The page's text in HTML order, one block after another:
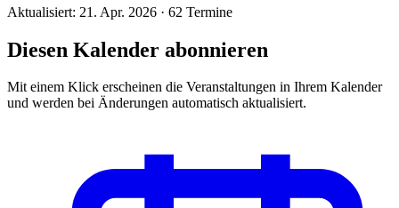
Aktualisiert: 21. Apr. 2026 · 62 Termine
Diesen Kalender abonnieren
Mit einem Klick erscheinen die Veranstaltungen in Ihrem Kalender
und werden bei Änderungen automatisch aktualisiert.